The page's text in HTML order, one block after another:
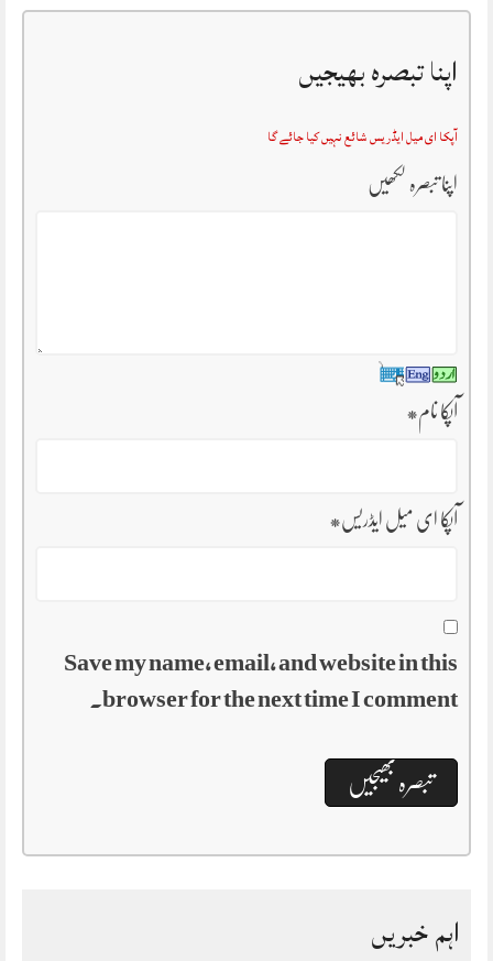
اپنا تبصرہ بھیجیں
آپکا ای میل ایڈریس شائع نہیں کیا جائے گا
اپنا تبصرہ لکھیں
آپکا نام*
آپکا ای میل ایڈریس*
Save my name, email, and website in this
browser for the next time I comment.
اہم خبریں